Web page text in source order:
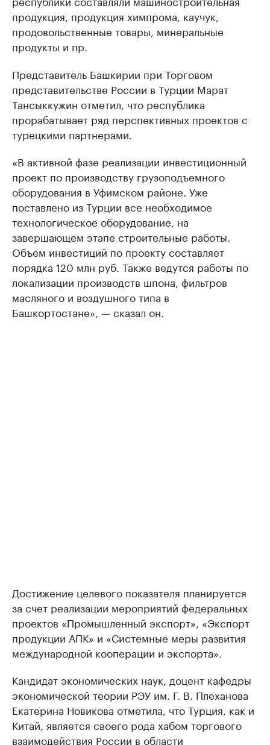
продукция, продукция химпрома, каучук,
продовольственные товары, минеральные
продукты и пр.
Представитель Башкирии при Торговом
представительстве России в Турции Марат
Тансыккужин отметил, что республика
прорабатывает ряд перспективных проектов с
турецкими партнерами.
«В активной фазе реализации инвестиционный
проект по производству грузоподъемного
оборудования в Уфимском районе. Уже
поставлено из Турции все необходимое
технологическое оборудование, на
завершающем этапе строительные работы.
Объем инвестиций по проекту составляет
порядка 120 млн руб. Также ведутся работы по
локализации производств шпона, фильтров
масляного и воздушного типа в
Башкортостане», — сказал он.
Достижение целевого показателя планируется
за счет реализации мероприятий федеральных
проектов «Промышленный экспорт», «Экспорт
продукции АПК» и «Системные меры развития
международной кооперации и экспорта».
Кандидат экономических наук, доцент кафедры
экономической теории РЭУ им. Г. В. Плеханова
Екатерина Новикова отметила, что Турция, как и
Китай, является своего рода хабом торгового
взаимодействия России в области